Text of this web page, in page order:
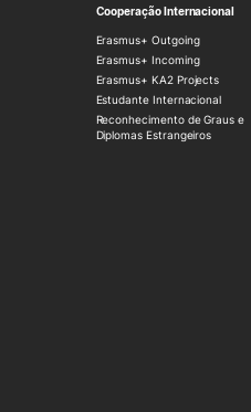
Cooperação Internacional
Erasmus+ Outgoing
Erasmus+ Incoming
Erasmus+ KA2 Projects
Estudante Internacional
Reconhecimento de Graus e
Diplomas Estrangeiros